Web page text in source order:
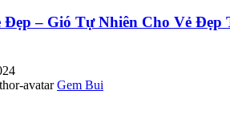
Đẹp – Gió Tự Nhiên Cho Vẻ Đẹp
Gem Bui